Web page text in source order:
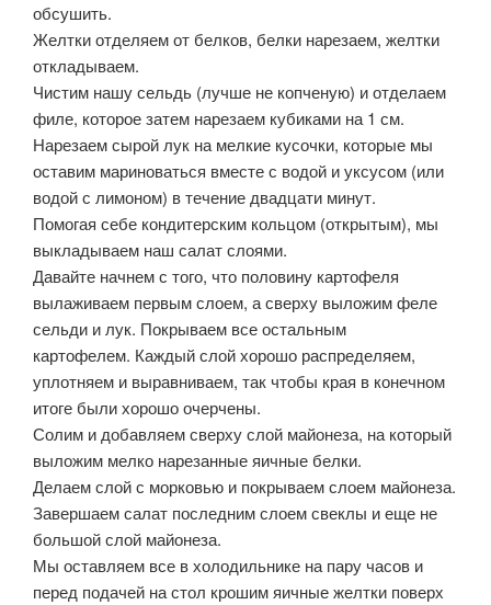
обсушить.
Желтки отделяем от белков, белки нарезаем, желтки
откладываем.
Чистим нашу сельдь (лучше не копченую) и отделаем
филе, которое затем нарезаем кубиками на 1 см.
Нарезаем сырой лук на мелкие кусочки, которые мы
оставим мариноваться вместе с водой и уксусом (или
водой с лимоном) в течение двадцати минут.
Помогая себе кондитерским кольцом (открытым), мы
выкладываем наш салат слоями.
Давайте начнем с того, что половину картофеля
вылаживаем первым слоем, а сверху выложим феле
сельди и лук. Покрываем все остальным
картофелем. Каждый слой хорошо распределяем,
уплотняем и выравниваем, так чтобы края в конечном
итоге были хорошо очерчены.
Солим и добавляем сверху слой майонеза, на который
выложим мелко нарезанные яичные белки.
Делаем слой с морковью и покрываем слоем майонеза.
Завершаем салат последним слоем свеклы и еще не
большой слой майонеза.
Мы оставляем все в холодильнике на пару часов и
перед подачей на стол крошим яичные желтки поверх